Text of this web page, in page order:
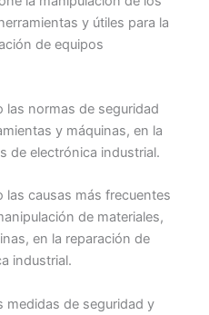
y útiles para la
de equipos
las normas de seguridad
y máquinas, en la
de electrónica industrial.
las causas más frecuentes
de materiales,
en la reparación de
industrial.
medidas de seguridad y